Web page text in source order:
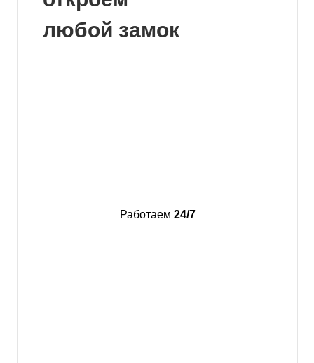
любой замок
Работаем 24/7